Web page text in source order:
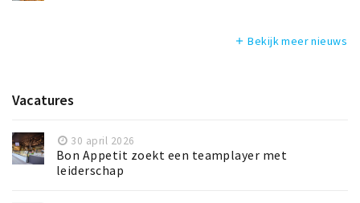
add Bekijk meer nieuws
Vacatures
30 april 2026
Bon Appetit zoekt een teamplayer met
leiderschap